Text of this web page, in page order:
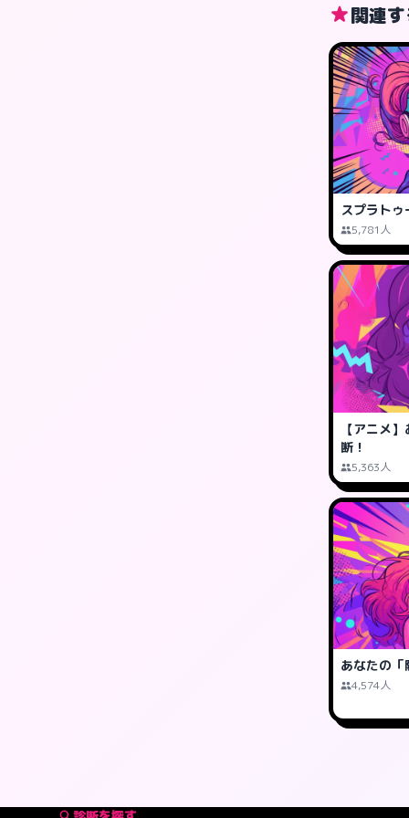
関連
スプラト
5,781人
【アニメ
断！
5,363人
あなたの
4,574人